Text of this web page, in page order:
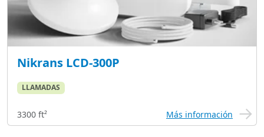
Nikrans LCD-300P
LLAMADAS
3300 ft² Más información